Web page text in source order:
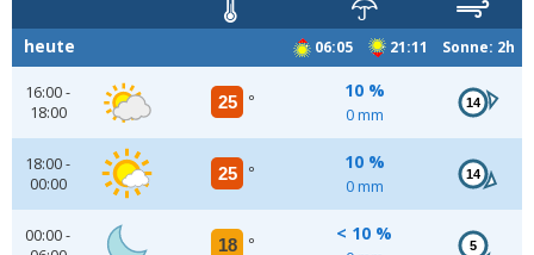
06:05 21:11 Sonne: 2h
heute
16:00 -
18:00
25 °
10 %
0 mm
14
18:00 -
00:00
25 °
10 %
0 mm
14
00:00 -
18 °
< 10 %
5